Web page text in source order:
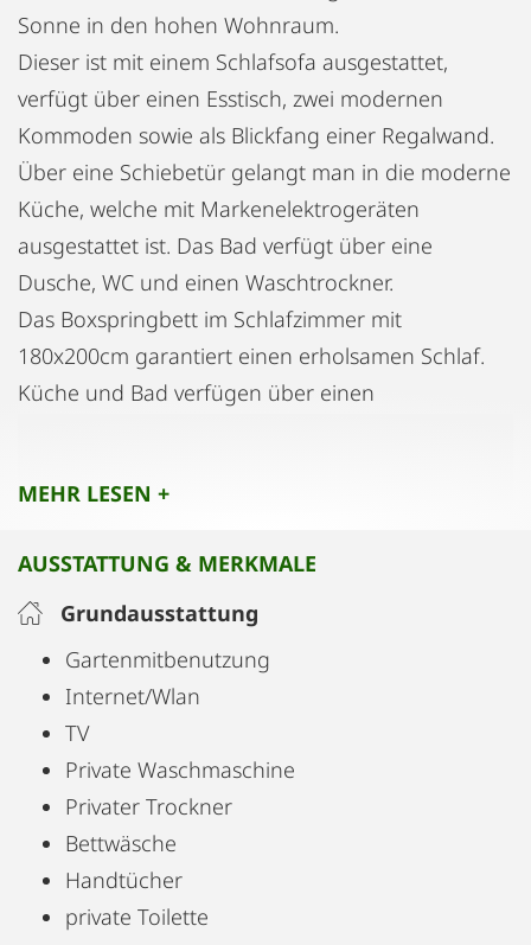
Sonne in den hohen Wohnraum.
Dieser ist mit einem Schlafsofa ausgestattet,
verfügt über einen Esstisch, zwei modernen
Kommoden sowie als Blickfang einer Regalwand.
Über eine Schiebetür gelangt man in die moderne
Küche, welche mit Markenelektrogeräten
ausgestattet ist. Das Bad verfügt über eine
Dusche, WC und einen Waschtrockner.
Das Boxspringbett im Schlafzimmer mit
180x200cm garantiert einen erholsamen Schlaf.
Küche und Bad verfügen über einen
Garten der nur den Bewohner dieses Hauses
vorbehalten ist.
Auf Wunsch steht gegen Aufpreis ein
Garagenplatz zur Verfügung.
MEHR LESEN +
AUSSTATTUNG & MERKMALE
Grundausstattung
Gartenmitbenutzung
Internet/Wlan
TV
Private Waschmaschine
Privater Trockner
Bettwäsche
Handtücher
private Toilette